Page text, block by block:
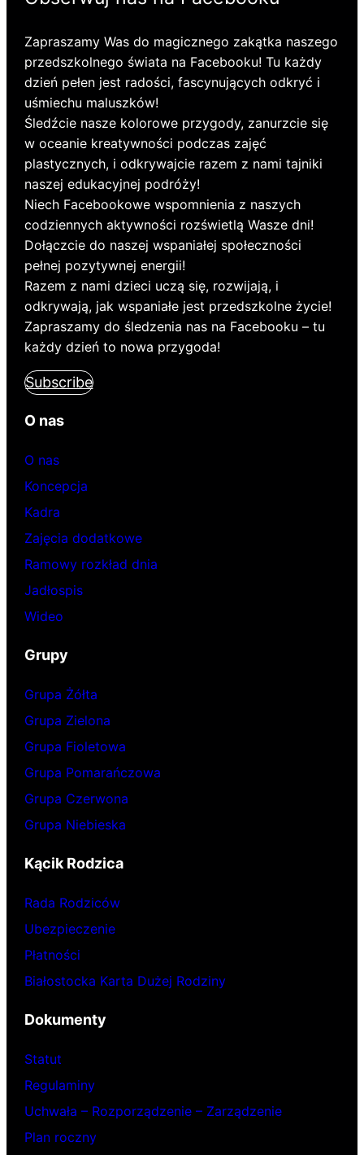
Zapraszamy Was do magicznego zakątka naszego
przedszkolnego świata na Facebooku! Tu każdy
dzień pełen jest radości, fascynujących odkryć i
uśmiechu maluszków!
Śledźcie nasze kolorowe przygody, zanurzcie się
w oceanie kreatywności podczas zajęć
plastycznych, i odkrywajcie razem z nami tajniki
naszej edukacyjnej podróży!
Niech Facebookowe wspomnienia z naszych
codziennych aktywności rozświetlą Wasze dni!
Dołączcie do naszej wspaniałej społeczności
pełnej pozytywnej energii!
Razem z nami dzieci uczą się, rozwijają, i
odkrywają, jak wspaniałe jest przedszkolne życie!
Zapraszamy do śledzenia nas na Facebooku – tu
każdy dzień to nowa przygoda!
Subscribe
O nas
O nas
Koncepcja
Kadra
Zajęcia dodatkowe
Ramowy rozkład dnia
Jadłospis
Wideo
Grupy
Grupa Żółta
Grupa Zielona
Grupa Fioletowa
Grupa Pomarańczowa
Grupa Czerwona
Grupa Niebieska
Kącik Rodzica
Rada Rodziców
Ubezpieczenie
Płatności
Białostocka Karta Dużej Rodziny
Dokumenty
Statut
Regulaminy
Uchwała – Rozporządzenie – Zarządzenie
Plan roczny